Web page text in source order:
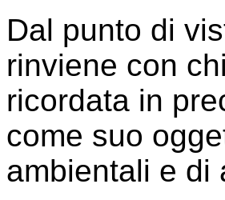
Dal punto di
rinviene con
ricordata in
come suo
ambientali e di